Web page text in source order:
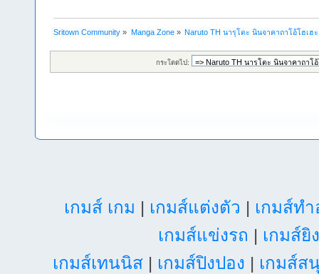
Sritown Community » Manga Zone» Naruto TH นารุโตะ นินจาคาถาโอ้โฮเฮ
กระโดดไป:
เกมส์ เกม | เกมส์แต่งตัว | เกมส์ท
เกมส์แข่งรถ | เกมส์ยิ
เกมส์เทนนิส| เกมส์ปิงปอง | เกมส์ส